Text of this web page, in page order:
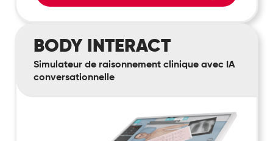
Interact
BODY INTERACT
Simulateur de raisonnement clinique avec IA
conversationnelle